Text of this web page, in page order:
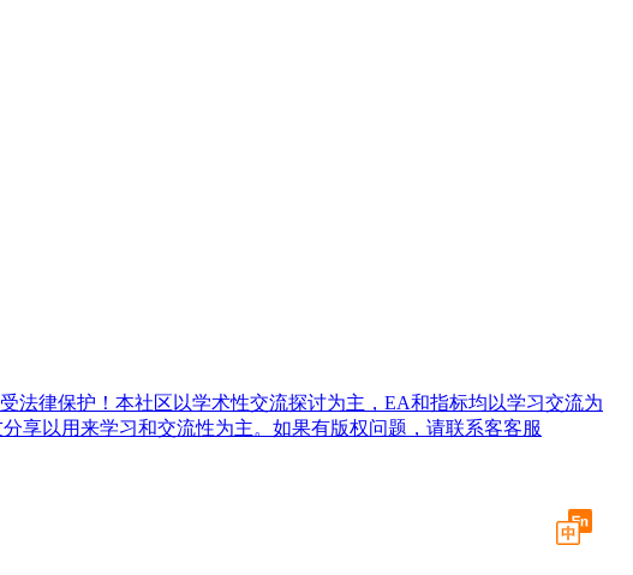
法律保护！本社区以学术性交流探讨为主，EA和指标均以学习交流为
享以用来学习和交流性为主。如果有版权问题，请联系客客服